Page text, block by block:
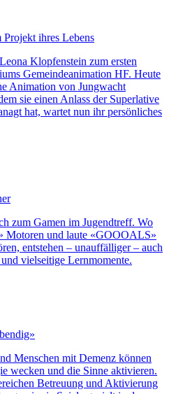
ihres Lebens
Klopfenstein zum ersten
Gemeindeanimation HF. Heute
Animation von Jungwacht
sie einen Anlass der Superlative
hat, wartet nun ihr persönliches
zum Gamen im Jugendtreff. Wo
Motoren und laute «GOOOALS»
entstehen – unauffälliger – auch
vielseitige Lernmomente.
Menschen mit Demenz können
wecken und die Sinne aktivieren.
Betreuung und Aktivierung